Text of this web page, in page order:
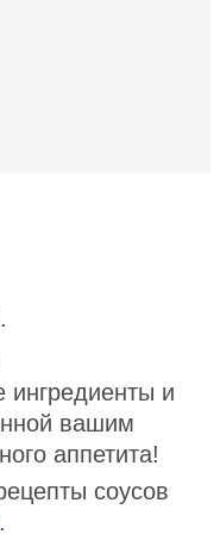
и
вашим
аппетита!
соусов
.